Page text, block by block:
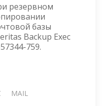
EXEC
—
ОШИБКА
V-
79-
резервном
базы
Backup Exec
759.
MAIL